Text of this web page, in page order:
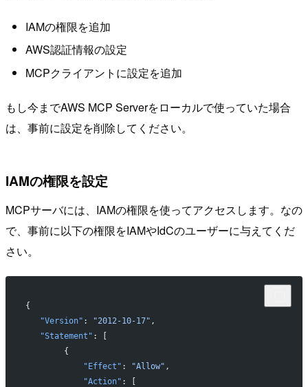
IAMの権限を追加
AWS認証情報の設定
MCPクライアントに設定を追加
もし今までAWS MCP Serverをローカルで使っていた場合
は、事前に設定を削除してください。
IAMの権限を設定
MCPサーバには、IAMの権限を使ってアクセスします。なの
で、事前に以下の権限をIAMやIdCのユーザーに与えてくだ
さい。
{
   "Version"
: "2012-10-17" ,
   "Statement"
: [
        {
            "Effect"
: "Allow" ,
            "Action"
: [